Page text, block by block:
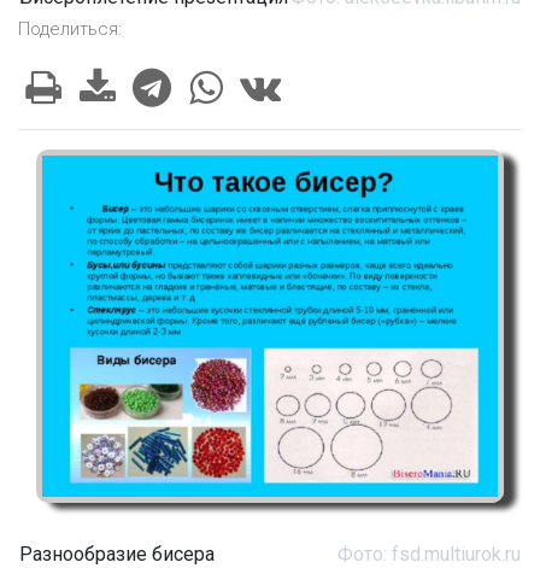
Поделиться:
Разнообразие бисера Фото: fsd.multiurok.ru